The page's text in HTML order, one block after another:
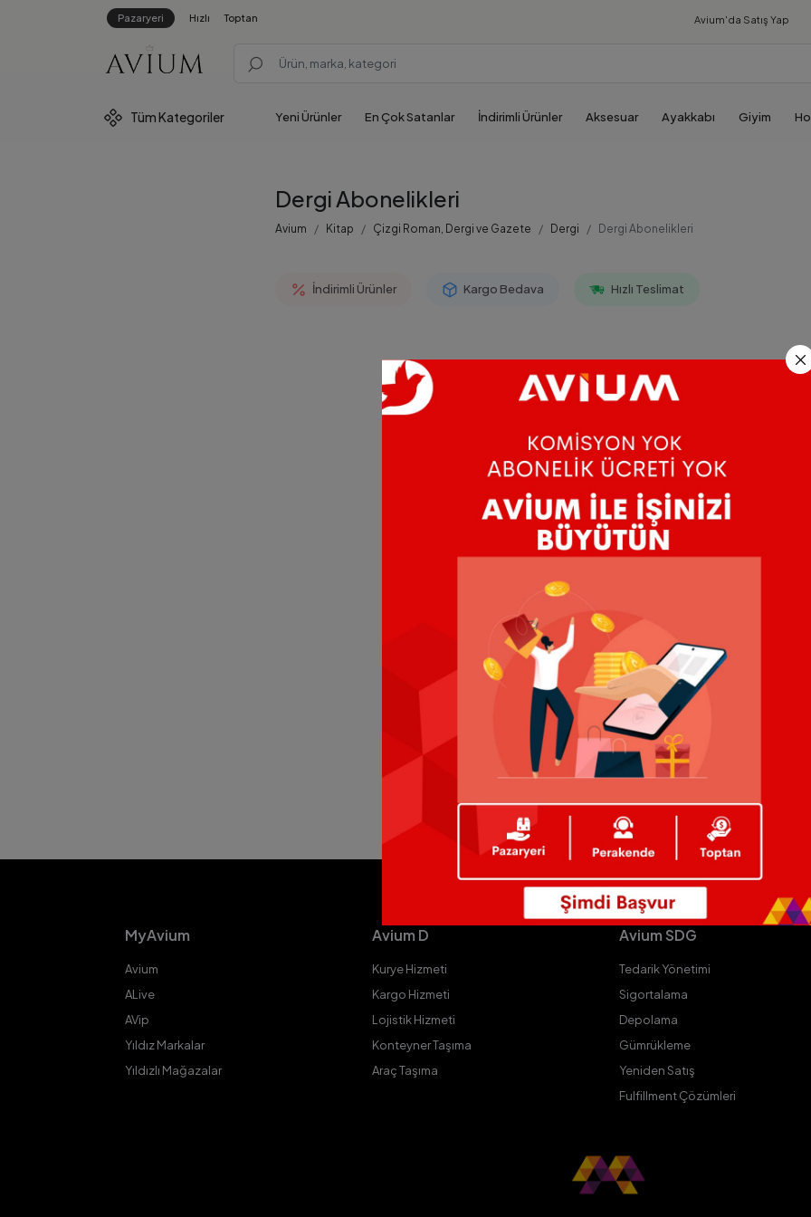
Pazaryeri Hızlı Toptan Avium'da Satış Yap
TümKategoriler Yeni Ürünler En Çok Satanlar İndirimli Ürünler Aksesuar Ayakkabı Giyim
Dergi Abonelikleri
Avium Kitap Çizgi Roman, Dergi ve Gazete Dergi Dergi Abonelikleri
İndirimli Ürünler Kargo Bedava Hızlı Teslimat
Üzgünüz, aradığınız kriterlere uygun ürün
MyAvium
Avium
ALive
AVip
Yıldız Markalar
Yıldızlı Mağazalar
Avium D
Kurye Hizmeti
Kargo Hizmeti
Lojistik Hizmeti
Konteyner Taşıma
Araç Taşıma
Avium SDG
Tedarik Yönetimi
Sigortalama
Depolama
Gümrükleme
Yeniden Satış
Fulfillment Çözümleri